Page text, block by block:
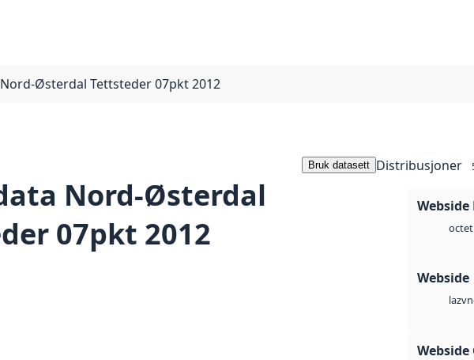
Østerdal Tettsteder 07pkt 2012
Nord-Østerdal
07pkt 2012
Bruk datasett Distribusjoner
Webside
octet
Webside
laz
Webside